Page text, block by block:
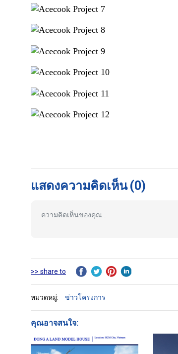
แสดงความคิดเห็น (0)
>> share to
หมวดหมู่: ข่าวโครงการ
คุณอาจสนใจ: